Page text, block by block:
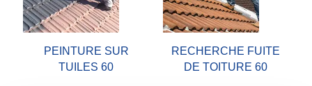
PEINTURE SUR
TUILES 60
RECHERCHE FUITE
DE TOITURE 60